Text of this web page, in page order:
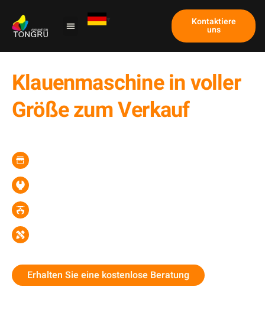
Kontaktiere
uns
Klauenmaschine in voller
Größe zum Verkauf
Erhalten Sie eine kostenlose Beratung